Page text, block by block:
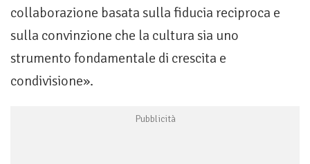
collaborazione basata sulla fiducia reciproca e
sulla convinzione che la cultura sia uno
strumento fondamentale di crescita e
condivisione».